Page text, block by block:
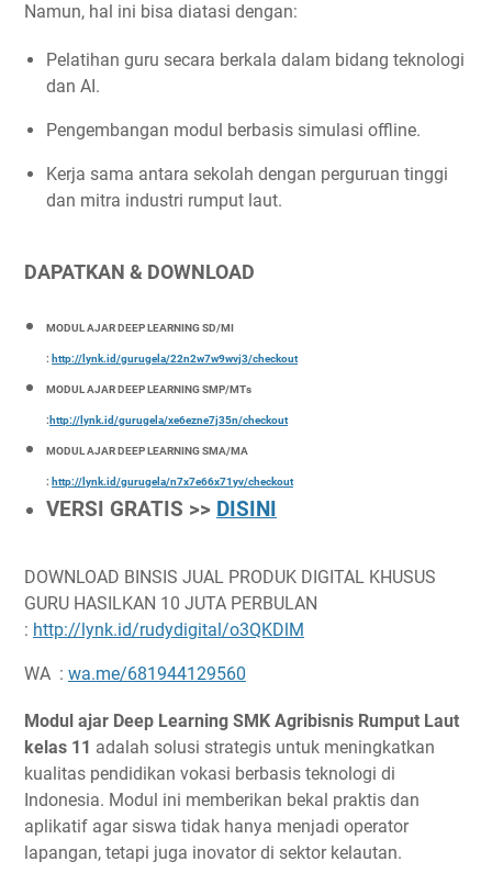
Namun, hal ini bisa diatasi dengan:
Pelatihan guru secara berkala dalam bidang teknologi
dan AI.
Pengembangan modul berbasis simulasi offline.
Kerja sama antara sekolah dengan perguruan tinggi
dan mitra industri rumput laut.
DAPATKAN & DOWNLOAD
MODUL AJAR DEEP LEARNING SD/MI
: http://lynk.id/gurugela/22n2w7w9wvj3/checkout
MODUL AJAR DEEP LEARNING SMP/MTs
: http://lynk.id/gurugela/xe6ezne7j35n/checkout
MODUL AJAR DEEP LEARNING SMA/MA
: http://lynk.id/gurugela/n7x7e66x71yv/checkout
VERSI GRATIS >> DISINI
DOWNLOAD BINSIS JUAL PRODUK DIGITAL KHUSUS
GURU HASILKAN 10 JUTA PERBULAN
: http://lynk.id/rudydigital/o3QKDlM
WA : wa.me/681944129560
Modul ajar Deep Learning SMK Agribisnis Rumput Laut
kelas 11 adalah solusi strategis untuk meningkatkan
kualitas pendidikan vokasi berbasis teknologi di
Indonesia. Modul ini memberikan bekal praktis dan
aplikatif agar siswa tidak hanya menjadi operator
lapangan, tetapi juga inovator di sektor kelautan.